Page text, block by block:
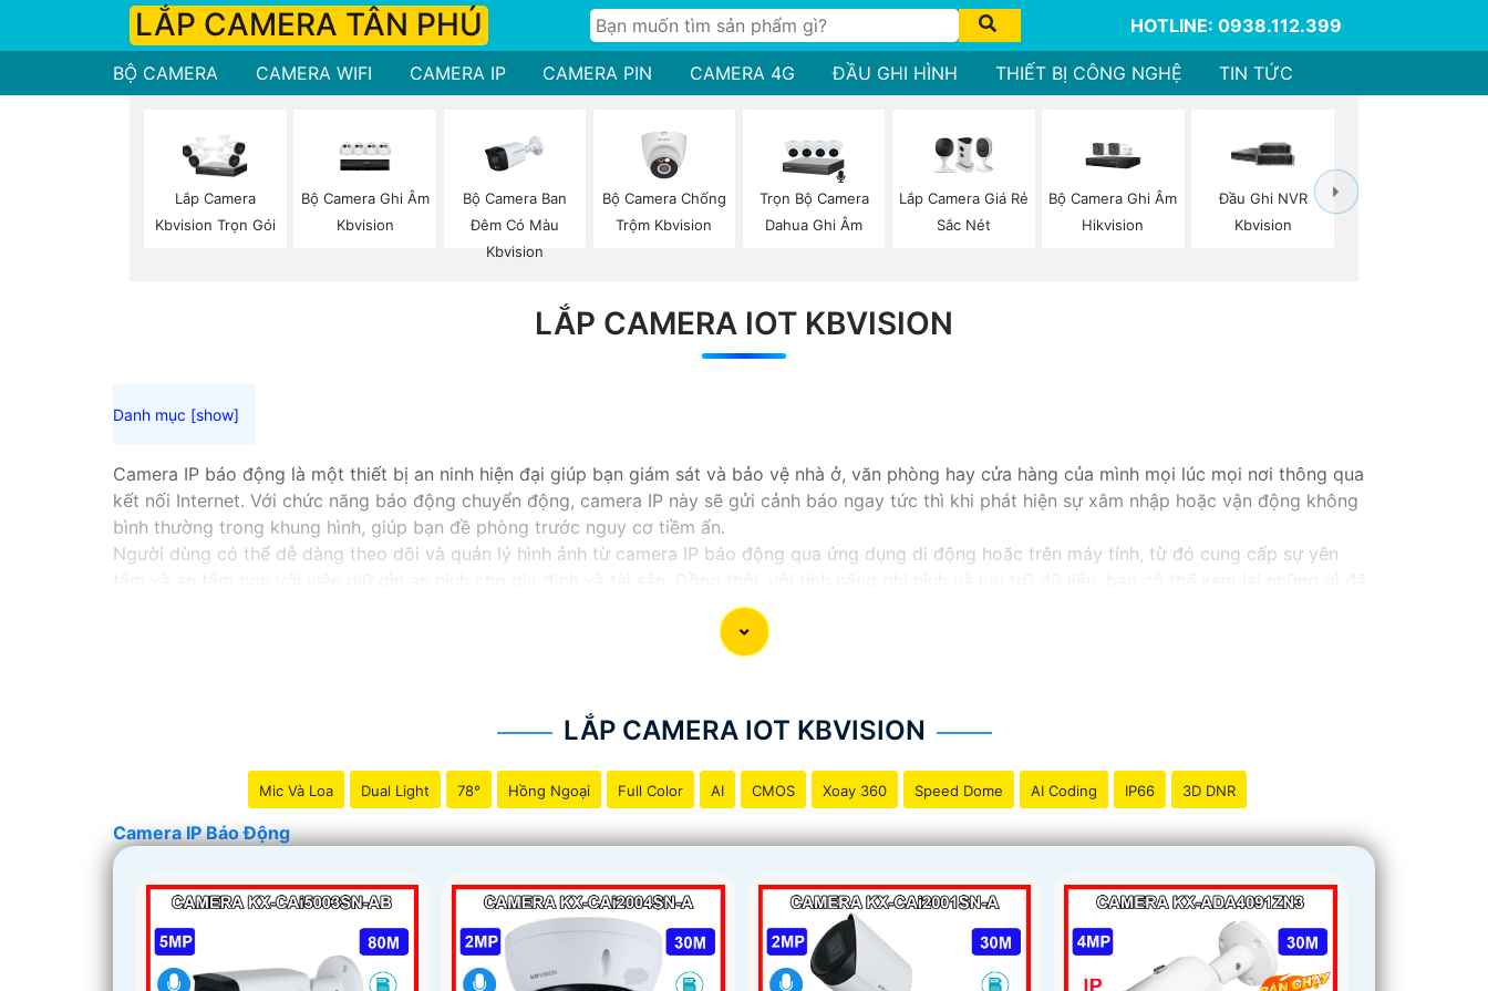
LẮP CAMERA TÂN PHÚ HOTLINE: 0938.112.399
BỘ CAMERA CAMERA WIFI CAMERA IP CAMERA PIN CAMERA 4G ĐẦU GHI HÌNH THIẾT BỊ CÔNG NGHỆ TIN TỨC
Lắp Camera
Kbvision Trọn Gói
Bộ Camera Ghi Âm
Kbvision
Bộ Camera Ban
Đêm Có Màu
Kbvision
Bộ Camera Chống
Trộm Kbvision
Trọn Bộ Camera
Dahua Ghi Âm
Lắp Camera Giá Rẻ
Sắc Nét
Bộ Camera Ghi Âm
Hikvision
Đầu Ghi NVR
Kbvision
LẮP CAMERA IOT KBVISION
Camera IP báo động là một thiết bị an ninh hiện đại giúp bạn giám sát và bảo vệ nhà ở, văn phòng hay cửa hàng của mình mọi lúc mọi nơi thông qua
kết nối Internet. Với chức năng báo động chuyển động, camera IP này sẽ gửi cảnh báo ngay tức thì khi phát hiện sự xâm nhập hoặc vận động không
bình thường trong khung hình, giúp bạn đề phòng trước nguy cơ tiềm ẩn.
Người dùng có thể dễ dàng theo dõi và quản lý hình ảnh từ camera IP báo động qua ứng dụng di động hoặc trên máy tính, từ đó cung cấp sự yên
xảy ra trong quá khứ để phục vụ cho việc xác định nguyên nhân hay giải quyết vấn đề một cách hiệu quả.
LẮP CAMERA IOT KBVISION
Mic Và Loa Dual Light 78° Hồng Ngoại Full Color AI CMOS Xoay 360 Speed Dome AI Coding IP66 3D DNR
Camera IP Báo Động